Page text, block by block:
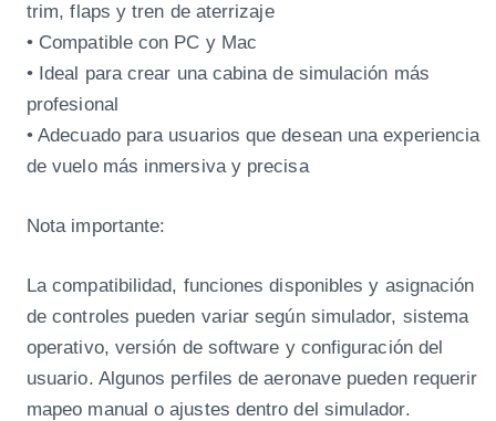
trim, flaps y tren de aterrizaje
• Compatible con PC y Mac
• Ideal para crear una cabina de simulación más
profesional
• Adecuado para usuarios que desean una experiencia
de vuelo más inmersiva y precisa
Nota importante:
La compatibilidad, funciones disponibles y asignación
de controles pueden variar según simulador, sistema
operativo, versión de software y configuración del
usuario. Algunos perfiles de aeronave pueden requerir
mapeo manual o ajustes dentro del simulador.